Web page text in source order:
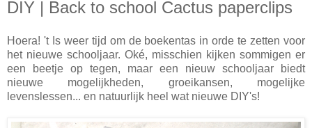
DIY | Back to school Cactus paperclips
Hoera! 't Is weer tijd om de boekentas in orde te zetten voor
het nieuwe schooljaar. Oké, misschien kijken sommigen er
een beetje op tegen, maar een nieuw schooljaar biedt
nieuwe mogelijkheden, groeikansen, mogelijke
levenslessen... en natuurlijk heel wat nieuwe DIY's!